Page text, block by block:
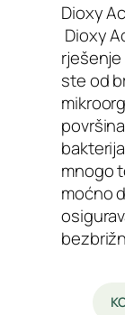
Dioxy
Dioxy
ste od
mnogo
moćno